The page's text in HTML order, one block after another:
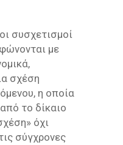
συσχετισμοί
με
σχέση
η οποία
το δίκαιο
όχι
σύγχρονες